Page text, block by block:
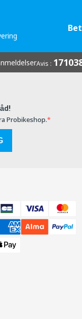
Avis :
Probikeshop.